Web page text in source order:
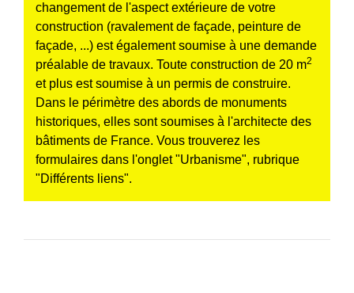
changement de l'aspect extérieure de votre
construction (ravalement de façade, peinture de
façade, ...) est également soumise à une demande
préalable de travaux. Toute construction de 20 m2
et plus est soumise à un permis de construire.
Dans le périmètre des abords de monuments
historiques, elles sont soumises à l'architecte des
bâtiments de France. Vous trouverez les
formulaires dans l'onglet "Urbanisme", rubrique
"Différents liens".